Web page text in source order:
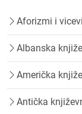
Aforizmi i vicevi
Albanska
Američka
Antička